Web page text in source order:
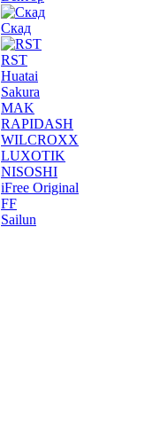
Скад
RST
Huatai
Sakura
MAK
RAPIDASH
WILCROXX
LUXOTIK
NISOSHI
iFree Original
FF
Sailun